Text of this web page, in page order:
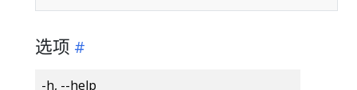
选项
-h, --help